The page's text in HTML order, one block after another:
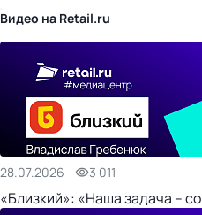
Видео на Retail.ru
28.07.2026 3 011
«Близкий»: «Наша задача –